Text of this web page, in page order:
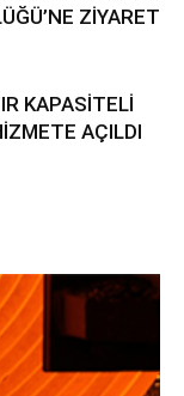
ZİYARET
KAPASİTELİ
AÇILDI